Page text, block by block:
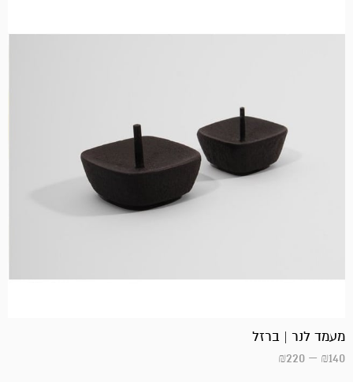
מעמד לנר | ברזל
₪140
–
₪220